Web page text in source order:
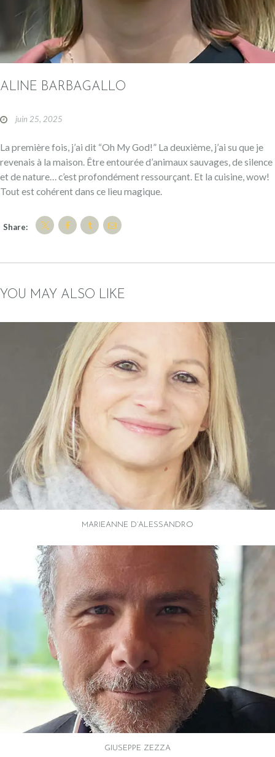
ALINE BARBAGALLO
juin 25, 2025
La première fois, j’ai dit “Oh My God!” La deuxième, j’ai su que je
revenais à la maison. Être entourée d’animaux sauvages, de silence
et de nature… c’est profondément ressourçant. Et la cuisine, wow!
Tout est cohérent dans ce lieu magique.
Share:
YOU MAY ALSO LIKE
MARIEANNE D’ALESSANDRO
GIUSEPPE ZEZZA